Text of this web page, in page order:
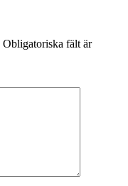
Obligatoriska fält är